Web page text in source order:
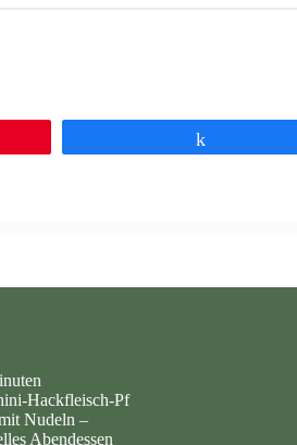
Nudeln –
Abendessen